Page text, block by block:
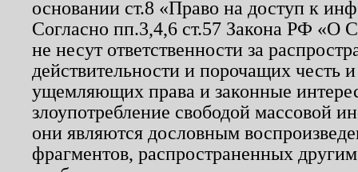
основании ст.8 «Право на доступ к
Согласно пп.3,4,6 ст.57 Закона РФ «О
не несут ответственности за
действительности и порочащих честь
ущемляющих права и законные
злоупотребление свободой массовой
они являются дословным
фрагментов, распространенных